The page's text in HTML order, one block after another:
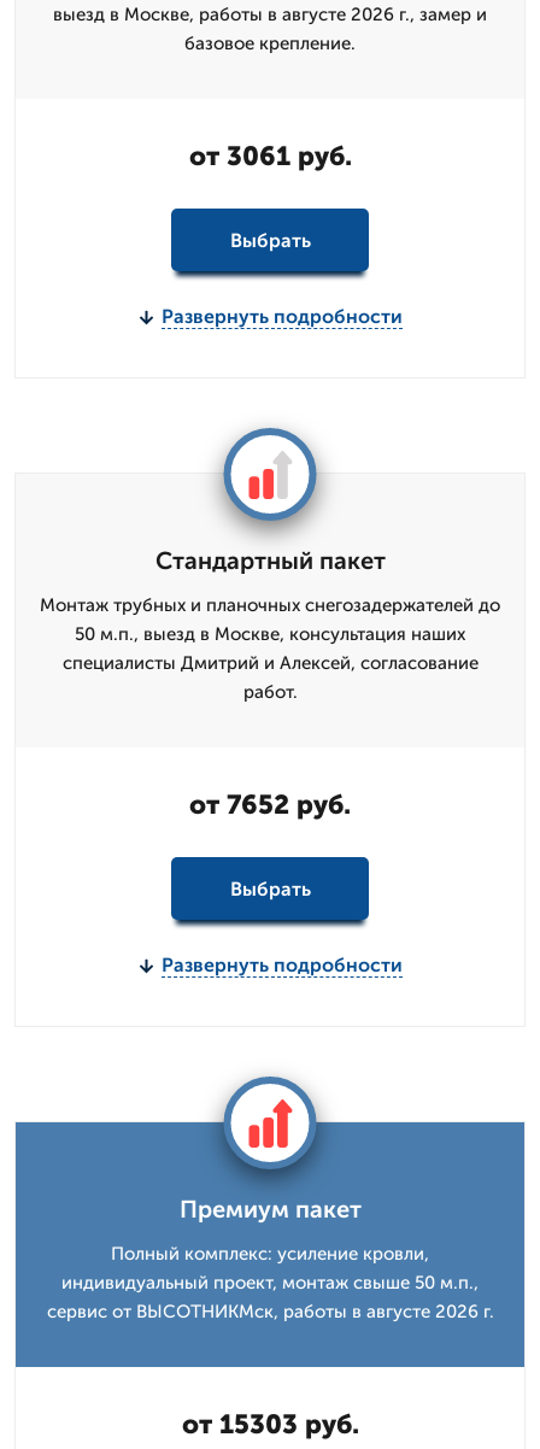
выезд в Москве, работы в августе 2026 г., замер и
базовое крепление.
от 3061 руб.
Выбрать
Развернуть подробности
Стандартный пакет
Монтаж трубных и планочных снегозадержателей до
50 м.п., выезд в Москве, консультация наших
специалисты Дмитрий и Алексей, согласование
работ.
от 7652 руб.
Выбрать
Развернуть подробности
Премиум пакет
Полный комплекс: усиление кровли,
индивидуальный проект, монтаж свыше 50 м.п.,
сервис от ВЫСОТНИКМск, работы в августе 2026 г.
от 15303 руб.